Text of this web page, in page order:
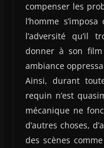
compenser les
l’homme
l’adversité qu’il
donner à son
ambiance
Ainsi, durant
requin n’est
mécanique ne
d’autres choses,
des scènes